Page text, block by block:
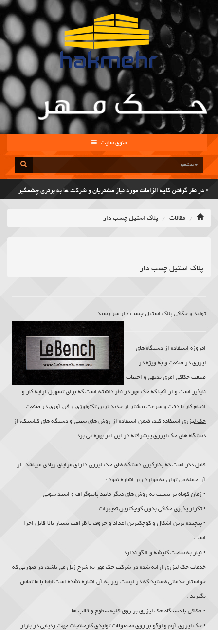
منوی سایت
• در نظر گرفتن کلیه الزامات مورد نیاز مشتریان و شرکت ها به برتری چشمگیر
کیفیت خدمات منجر شده است.
• افزایش کیفیت خدمات و ارایه خدمات ترمیمی رایگان پس از تحویل کار تا مدت
یک ماه.
مقالات پلاک استیل چسب دار
پلاک استیل چسب دار
تولید و حکاکی پلاک استیل چسب دار سر رسید
امروزه استفاده از دستگاه های
لیزری در صنعت و به ویژه در
صنعت حکاکی امری بدیهی و اجتناب
ناپذیر است و از آنجا که حک مهر در نظر داشته است که برای تسهیل ارایه کار و
انجام کار با دقت و سرعت بیشتر از جدید ترین تکنولوژی و فن آوری در صنعت
حک لیزری استفاده کند، ضمن استفاده از روش های سنتی و دستگاه های کلاسیک، از
دستگاه های حک لیزری پیشرفته در این امر بهره می برد.
قابل ذکر است که بکارگیری دستگاه های حک لیزری دارای مزایای زیادی میباشد. از
آن جمله می توان به موارد زیر اشاره نمود :
• زمان کوتاه تر نسبت به روش های دیگر مانند پانتوگراف و اسید شویی
• تکرار پذیری حکاکی بدون کوچکترین تغییرات
• پیچیده ترین اشکال و کوچکترین اعداد و حروف با ظرافت بسیار بالا قابل اجرا
است
• نیاز به ساخت کلیشه و الگو ندارد
خدمات حک لیزری ارایه شده در شرکت حک مهر به شرح زیل می باشد، در صورتی که
خواستار خدماتی هستید که در لیست زیر به آن اشاره نشده است لطفا با ما تماس
بگیرید :
• حکاکی با دستگاه حک لیزری بر روی کلیه سطوح و قالب ها
• حک لیزری آرم و لوگو بر روی محصولات تولیدی کارخانجات جهت ردیابی در بازار